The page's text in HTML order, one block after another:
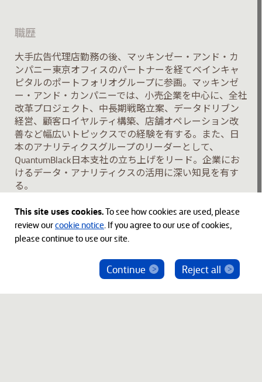
職歴
大手広告代理店勤務の後、マッキンゼー・アンド・カ
ンパニー東京オフィスのパートナーを経てベインキャ
ピタルのポートフォリオグループに参画。マッキンゼ
ー・アンド・カンパニーでは、小売企業を中心に、全社
改革プロジェクト、中長期戦略立案、データドリブン
経営、顧客ロイヤルティ構築、店舗オペレーション改
善など幅広いトピックスでの経験を有する。また、日
本のアナリティクスグループのリーダーとして、
QuantumBlack日本支社の立ち上げをリード。企業にお
けるデータ・アナリティクスの活用に深い知見を有す
る。
学歴
東京大学工学部学士、コロンビア大学経営大学院修士
（Dean’s Honors and Distinction）
著書：「マッキンゼーが解き明かす生き残るための
DX」（共著） 等
ベインキャピタル社員を騙った投資勧誘にご注意
This site uses cookies.To see how cookies are used, please
review ourcookie notice. If you agree to our use of cookies,
please continue to use our site.
Reject all
Continue